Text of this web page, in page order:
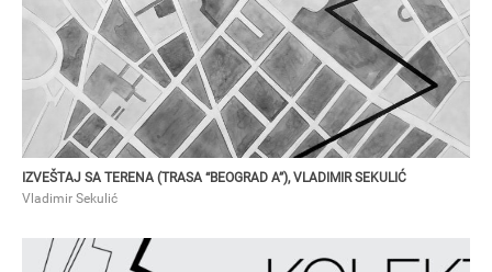
IZVEŠTAJ SA TERENA (TRASA “BEOGRAD A”), VLADIMIR SEKULIĆ
Vladimir Sekulić